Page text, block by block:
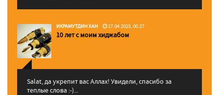
ИКРАМУТДИН ХАН 17.04.2025, 00:27
10 лет с моим хиджабом
Salat, да укрепит вас Аллаx! Увидели, спасибо за
теплые слова :-)...